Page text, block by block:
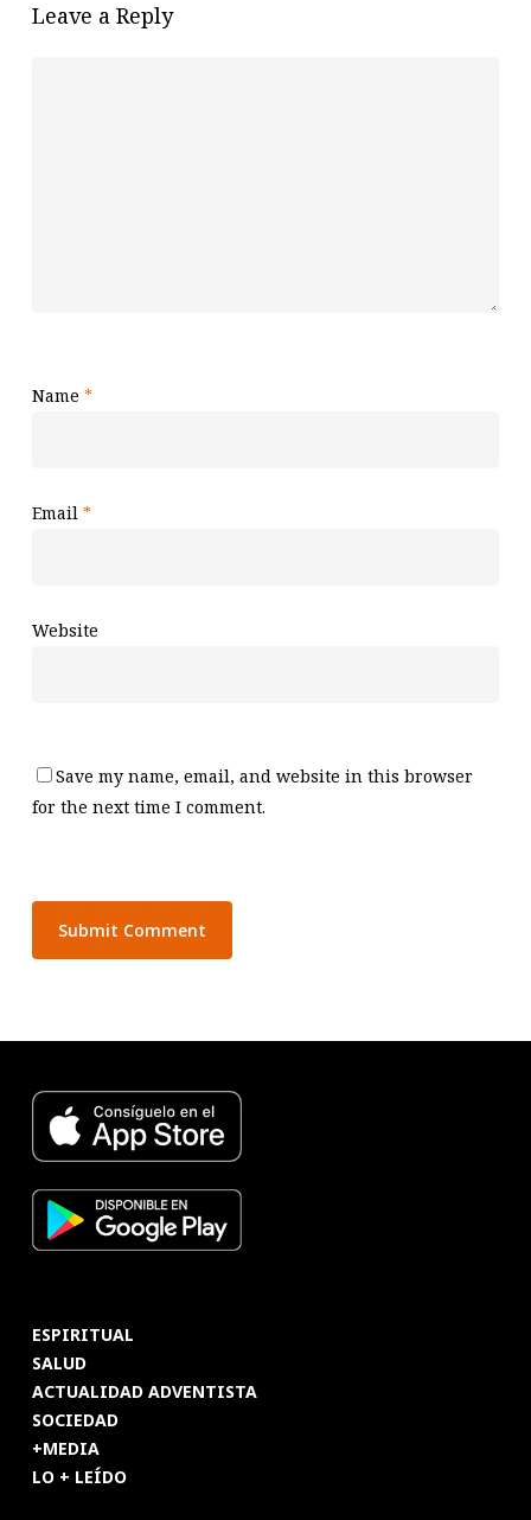
Leave a Reply
Name *
Email *
Website
Save my name, email, and website in this browser
for the next time I comment.
ESPIRITUAL
SALUD
ACTUALIDAD ADVENTISTA
SOCIEDAD
+MEDIA
LO + LEÍDO